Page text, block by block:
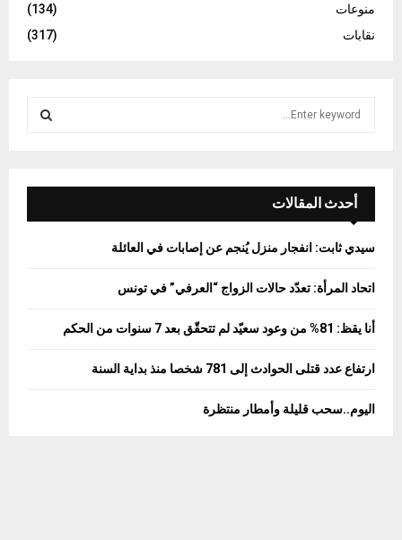
منوعات
(134)
نقابات
(317)
f
r
E
A
أحدث المقالات
سيدي ثابت: انفجار منزل يُنجم عن إصابات في العائلة
اتحاد المرأة: تعدّد حالات الزواج “العرفي” في تونس
أنا يقظ: 81% من وعود سعيّد لم تتحقّق بعد 7 سنوات من الحكم
ارتفاع عدد قتلى الحوادث إلى 781 شخصا منذ بداية السنة
اليوم..سحب قليلة وأمطار منتظرة